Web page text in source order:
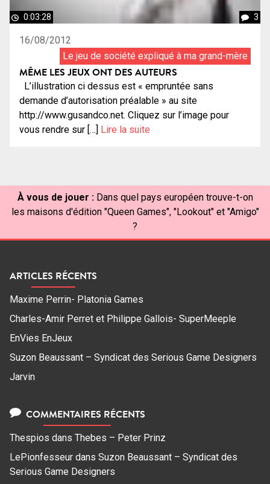
0:03:28 3
16/08/2012
Le jeu de société expliqué à ma grand-mère
MÊME LES JEUX ONT DES AUTEURS
L’illustration ci dessus est « empruntée sans
demande d’autorisation préalable » au site
http://www.gusandco.net. Cliquez sur l’image pour
vous rendre sur […]
Lire la suite
À vous de jouer : Dans quel pays européen trouve-t-on
les maisons d'édition "Queen Games", "Lookout" et "Amigo"
?
ARTICLES RÉCENTS
Maxime Perrin- Platonia Games
Charles-Amir Perret et Philippe Gallois- SuperMeeple
EnVies EnJeux
Suzon Beaussant – Syndicat des Serious Game Designers
Jarvin
COMMENTAIRES RÉCENTS
Thespios dans Thebes – Peter Prinz
LePionfesseur dans Suzon Beaussant – Syndicat des
Serious Game Designers